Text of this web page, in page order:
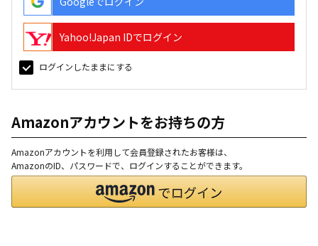
Yahoo!Japan IDでログイン
ログインしたままにする
Amazonアカウントをお持ちの方
Amazonアカウントを利用して会員登録されたお客様は、
AmazonのID、パスワードで、ログインすることができます。